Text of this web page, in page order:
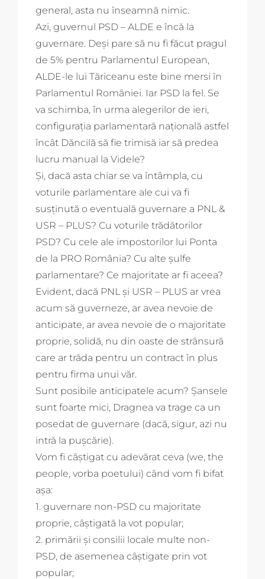
general, asta nu înseamnă nimic.
Azi, guvernul PSD – ALDE e încă la
guvernare. Deși pare să nu fi făcut pragul
de 5% pentru Parlamentul European,
ALDE-le lui Tăriceanu este bine mersi în
Parlamentul României. Iar PSD la fel. Se
va schimba, în urma alegerilor de ieri,
configurația parlamentară națională astfel
încât Dăncilă să fie trimisă iar să predea
lucru manual la Videle?
Și, dacă asta chiar se va întâmpla, cu
voturile parlamentare ale cui va fi
susținută o eventuală guvernare a PNL &
USR – PLUS? Cu voturile trădătorilor
PSD? Cu cele ale impostorilor lui Ponta
de la PRO România? Cu alte șulfe
parlamentare? Ce majoritate ar fi aceea?
Evident, dacă PNL și USR – PLUS ar vrea
acum să guverneze, ar avea nevoie de
anticipate, ar avea nevoie de o majoritate
proprie, solidă, nu din oaste de strânsură
care ar trăda pentru un contract în plus
pentru firma unui văr.
Sunt posibile anticipatele acum? Șansele
sunt foarte mici, Dragnea va trage ca un
posedat de guvernare (dacă, sigur, azi nu
intră la pușcărie).
Vom fi câștigat cu adevărat ceva (we, the
people, vorba poetului) când vom fi bifat
așa:
1. guvernare non-PSD cu majoritate
proprie, câștigată la vot popular;
2. primării și consilii locale multe non-
PSD, de asemenea câștigate prin vot
popular;